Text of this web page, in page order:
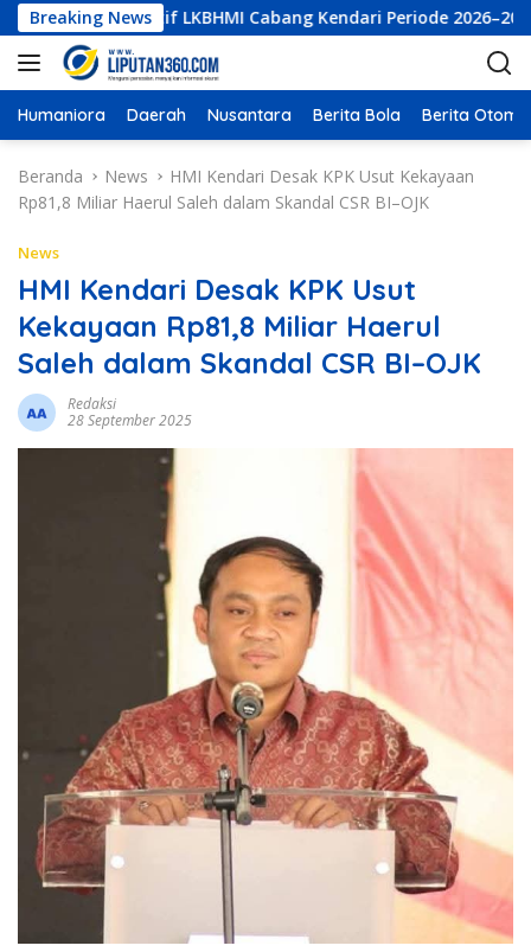
a
g
u
Breaking NewsLKBHMI Cabang Kendari Periode 2026–2027
Humaniora Daerah Nusantara Berita Bola Berita
Beranda News
HMI Kendari Desak KPK Usut Kekayaan
Rp81,8 Miliar Haerul Saleh dalam Skandal CSR BI–OJK
News
HMI Kendari Desak KPK Usut
Kekayaan Rp81,8 Miliar Haerul
Saleh dalam Skandal CSR BI–OJK
Redaksi
28 September 2025